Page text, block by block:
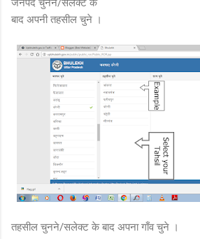
बाद अपनी तहसील चुने ।
तहसील चुनने/सलेक्ट के बाद अपना गाँव चुने ।